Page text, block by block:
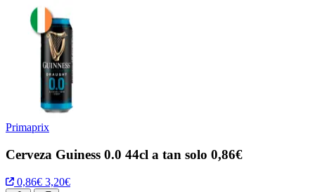
Primaprix
Cerveza Guiness 0.0 44cl a tan solo 0,86€
0,86€ 3,20€